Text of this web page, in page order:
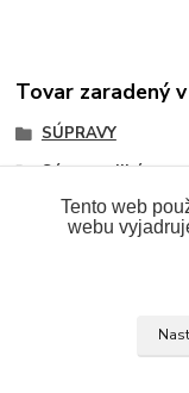
Tovar zaradený
SÚPRAVY
Súpravy dlhé
Ing.Miroslava
Tento web
webu